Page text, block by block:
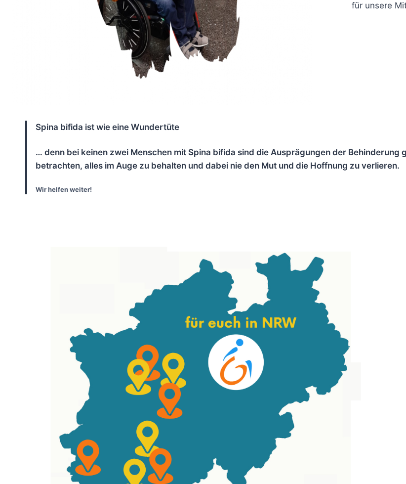
für unsere
Spina bifida ist wie eine Wundertüte
… denn bei keinen zwei Menschen mit Spina bifida sind die Ausprägungen der Behinderung
betrachten, alles im Auge zu behalten und dabei nie den Mut und die Hoffnung zu verlieren.
Wir helfen weiter!